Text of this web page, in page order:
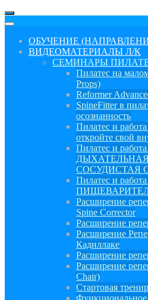
ОБУЧЕНИЕ
ВИДЕОМАТЕРИАЛЫ Л/К
СЕМИНАРЫ
Пилатес на
Props)
Reformer
SpineFitter в
осознанность
Пилатес и
откройте свой
Пилатес и
СОСУДИСТАЯ
Пилатес и
Расширение
Spine Corrector
Расширение
Расширение
Кадиллаке
Расширение
Расширение
Chair)
Стартовая
Функциональное